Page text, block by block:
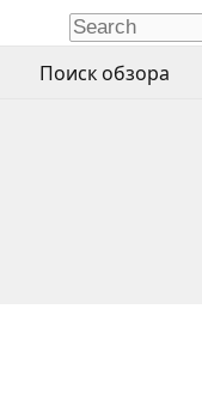
Поиск обзора